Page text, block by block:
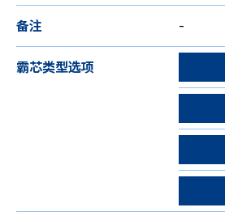
备注 -
霸芯类型选项